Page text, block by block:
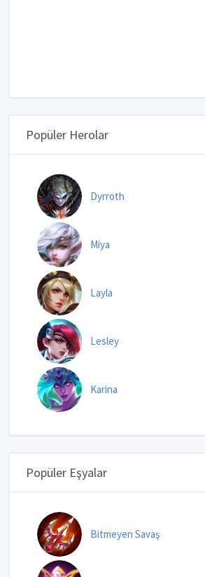
Popüler Herolar
Dyrroth
Miya
Layla
Lesley
Karina
Popüler Eşyalar
Bitmeyen Savaş